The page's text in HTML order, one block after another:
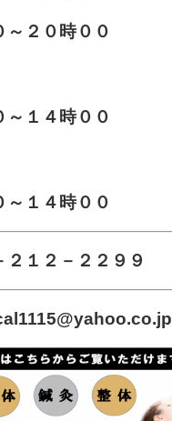
～２０時００
～１４時００
～１４時００
１２－２２９９
@yahoo.co.jp